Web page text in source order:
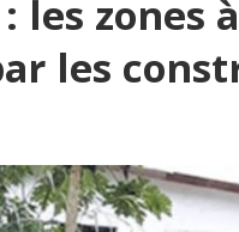
les zones
les